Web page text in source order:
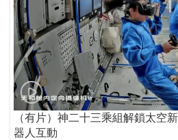
（有片）神二十三乘組解鎖太
器人互動